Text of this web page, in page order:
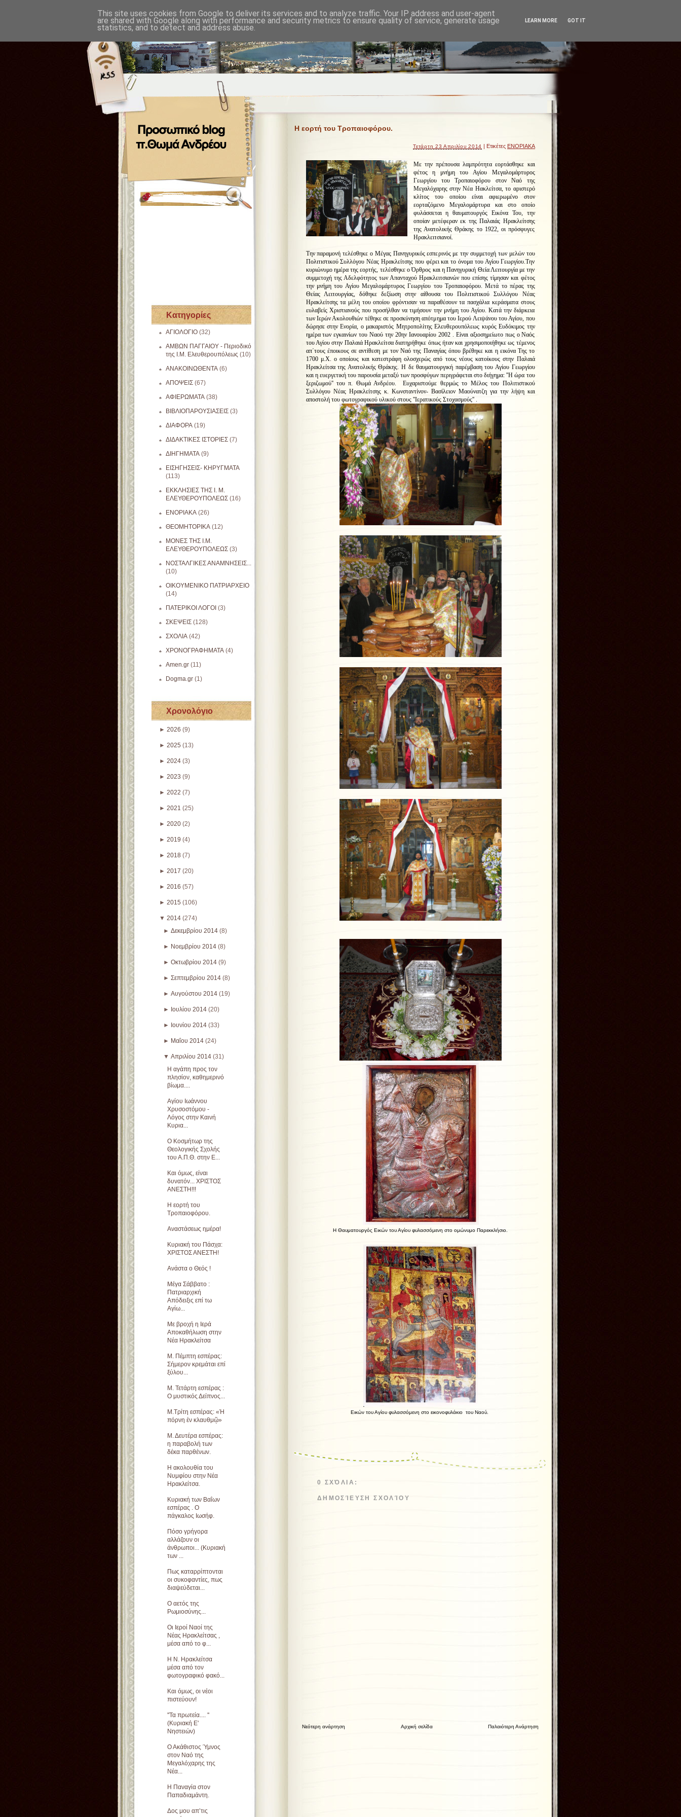
Κατηγορίες
ΑΓΙΟΛΟΓΙΟ (32)
ΑΜΒΩΝ ΠΑΓΓΑΙΟΥ - Περιοδικό
της Ι.Μ. Ελευθερουπόλεως (10)
ΑΝΑΚΟΙΝΩΘΕΝΤΑ (6)
ΑΠΟΨΕΙΣ (67)
ΑΦΙΕΡΩΜΑΤΑ (38)
ΒΙΒΛΙΟΠΑΡΟΥΣΙΑΣΕΙΣ (3)
ΔΙΑΦΟΡΑ (19)
ΔΙΔΑΚΤΙΚΕΣ ΙΣΤΟΡΙΕΣ (7)
ΔΙΗΓΗΜΑΤΑ (9)
ΕΙΣΗΓΗΣΕΙΣ- ΚΗΡΥΓΜΑΤΑ
(113)
ΕΚΚΛΗΣΙΕΣ ΤΗΣ Ι. Μ.
ΕΛΕΥΘΕΡΟΥΠΟΛΕΩΣ (16)
ΕΝΟΡΙΑΚΑ (26)
ΘΕΟΜΗΤΟΡΙΚΑ (12)
ΜΟΝΕΣ ΤΗΣ Ι.Μ.
ΕΛΕΥΘΕΡΟΥΠΟΛΕΩΣ (3)
ΝΟΣΤΑΛΓΙΚΕΣ ΑΝΑΜΝΗΣΕΙΣ...
(10)
ΟΙΚΟΥΜΕΝΙΚΟ ΠΑΤΡΙΑΡΧΕΙΟ
(14)
ΠΑΤΕΡΙΚΟΙ ΛΟΓΟΙ (3)
ΣΚΕΨΕΙΣ (128)
ΣΧΟΛΙΑ (42)
ΧΡΟΝΟΓΡΑΦΗΜΑΤΑ (4)
Amen.gr (11)
Dogma.gr (1)
Χρονολόγιο
► 2026 (9)
► 2025 (13)
► 2024 (3)
► 2023 (9)
► 2022 (7)
► 2021 (25)
► 2020 (2)
► 2019 (4)
► 2018 (7)
► 2017 (20)
► 2016 (57)
► 2015 (106)
▼ 2014 (274)
► Δεκεμβρίου 2014 (8)
► Νοεμβρίου 2014 (8)
► Οκτωβρίου 2014 (9)
► Σεπτεμβρίου 2014 (8)
► Αυγούστου 2014 (19)
► Ιουλίου 2014 (20)
► Ιουνίου 2014 (33)
► Μαΐου 2014 (24)
▼ Απριλίου 2014 (31)
Η αγάπη προς τον
πλησίον, καθημερινό
βίωμα....
Αγίου Ιωάννου
Χρυσοστόμου -
Λόγος στην Καινή
Κυρια...
Ο Κοσμήτωρ της
Θεολογικής Σχολής
του Α.Π.Θ. στην Ε...
Και όμως, είναι
δυνατόν... ΧΡΙΣΤΟΣ
ΑΝΕΣΤΗ!!!
Η εορτή του
Τροπαιοφόρου.
Αναστάσεως ημέρα!
Κυριακή του Πάσχα:
ΧΡΙΣΤΟΣ ΑΝΕΣΤΗ!
Ανάστα ο Θεός !
Μέγα Σάββατο :
Πατριαρχική
Απόδειξις επί τω
Αγίω...
Με βροχή η Ιερά
Αποκαθήλωση στην
Νέα Ηρακλείτσα
Μ. Πέμπτη εσπέρας:
Σήμερον κρεμάται επί
ξύλου...
Μ. Τετάρτη εσπέρας :
Ο μυστικός Δείπνος...
Μ.Τρίτη εσπέρας: «Ἡ
πόρνη ἐν κλαυθμῷ»
Μ. Δευτέρα εσπέρας:
η παραβολή των
δέκα παρθένων.
Η ακολουθία του
Νυμφίου στην Νέα
Ηρακλείτσα.
Κυριακή των Βαΐων
εσπέρας . Ο
πάγκαλος Ιωσήφ.
Πόσο γρήγορα
αλλάζουν οι
άνθρωποι... (Κυριακή
των ...
Πως καταρρίπτονται
οι συκοφαντίες, πως
διαψεύδεται...
Ο αετός της
Ρωμιοσύνης...
Οι Ιεροί Ναοί της
Νέας Ηρακλείτσας ,
μέσα από το φ...
Η Ν. Ηρακλείτσα
μέσα από τον
φωτογραφικό φακό...
Και όμως, οι νέοι
πιστεύουν!
''Τα πρωτεία.... ''
(Κυριακή Ε'
Νηστειών)
Ο Ακάθιστος Ύμνος
στον Ναό της
Μεγαλόχαρης της
Νέα...
Η Παναγία στον
Παπαδιαμάντη.
Δος μου απ’τις
Η εορτή του Τροπαιοφόρου.
Τετάρτη 23 Απριλίου 2014 | Ετικέτες ΕΝΟΡΙΑΚΑ
Με την πρέπουσα λαμπρότητα εορτάσθηκε και
φέτος η μνήμη του Αγίου Μεγαλομάρτυρος
Γεωργίου του Τροπαιοφόρου στον Ναό της
Μεγαλόχαρης στην Νέα Ηακλείτσα, το αριστερό
κλίτος του οποίου είναι αφιερωμένο στον
εορταζόμενο Μεγαλομάρτυρα και στο οποίο
φυλάσσεται η θαυματουργός Εικόνα Του, την
οποίαν μετέφεραν εκ της Παλαιάς Ηρακλείτσης
της Ανατολικής Θράκης το 1922, οι πρόσφυγες
Ηρακλειτσιανοί.
Την παραμονή τελέσθηκε ο Μέγας Πανηγυρικός εσπερινός με την συμμετοχή των μελών του
Πολιτιστικού Συλλόγου Νέας Ηρακλείτσης που φέρει και το όνομα του Αγίου Γεωργίου.Την
κυριώνυμο ημέρα της εορτής, τελέσθηκε ο Όρθρος και η Πανηγυρική Θεία Λειτουργία με την
συμμετοχή της Αδελφότητος των Απανταχού Ηρακλειτσιανών που επίσης τίμησαν και φέτος
την μνήμη του Αγίου Μεγαλομάρτυρος Γεωργίου του Τροπαιοφόρου. Μετά το πέρας της
Θείας Λειτουργίας, δόθηκε δεξίωση στην αίθουσα του Πολιτιστικού Συλλόγου Νέας
Ηρακλείτσης τα μέλη του οποίου φρόντισαν να παραθέσουν τα πασχάλια κεράσματα στους
ευλαβείς Χριστιανούς που προσήλθαν να τιμήσουν την μνήμη του Αγίου. Κατά την διάρκεια
των Ιερών Ακολουθιών τέθηκε σε προσκύνηση απότμημα του Ιερού Λειψάνου του Αγίου, που
δώρησε στην Ενορία, ο μακαριστός Μητροπολίτης Ελευθερουπόλεως κυρός Ευδόκιμος την
ημέρα των εγκαινίων του Ναού την 20ην Ιανουαρίου 2002 . Είναι αξιοσημείωτο πως ο Ναός
του Αγίου στην Παλαιά Ηρακλείτσα διατηρήθηκε όπως ήταν και χρησιμοποιήθηκε ως τέμενος
απ΄τους έποικους σε αντίθεση με τον Ναό της Παναγίας όπου βρέθηκε και η εικόνα Της το
1700 μ.Χ. ο οποίους και κατεστράφη ολοσχερώς από τους νέους κατοίκους στην Παλαιά
Ηρακλείτσα της Ανατολικής Θράκης. Η δε θαυματουργική παρέμβαση του Αγίου Γεωργίου
και η ευεργετική του παρουσία μεταξύ των προσφύγων περιγράφεται στο διήγημα: ''Η ώρα του
ξεριζωμού'' του π. Θωμά Ανδρέου. Ευχαριστούμε θερμώς το Μέλος του Πολιτιστικού
Συλλόγου Νέας Ηρακλείτσης κ. Κωνσταντίνον- Βασίλειον Μαούνατζη για την λήψη και
αποστολή του φωτογραφικού υλικού στους ''Ιερατικούς Στοχασμούς'' .
Η Θαυματουργός Εικών του Αγίου φυλασσόμενη στο ομώνυμο Παρεκκλήσιο.
Εικών του Αγίου φυλασσόμενη στο εικονοφυλάκιο του Ναού.
0 ΣΧΌΛΙΑ:
ΔΗΜΟΣΊΕΥΣΗ ΣΧΟΛΊΟΥ
Νεότερη ανάρτηση Παλαιότερη Ανάρτηση
Αρχική σελίδα
This site uses cookies from Google to deliver its services and to analyze traffic. Your IP address and user-agent
are shared with Google along with performance and security metrics to ensure quality of service, generate usage
statistics, and to detect and address abuse.
LEARN MORE GOT IT